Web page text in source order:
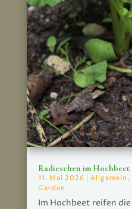
Radieschen im Hochbeet
11. Mai 2026 | Allgemein ,
Garden
Im Hochbeet reifen